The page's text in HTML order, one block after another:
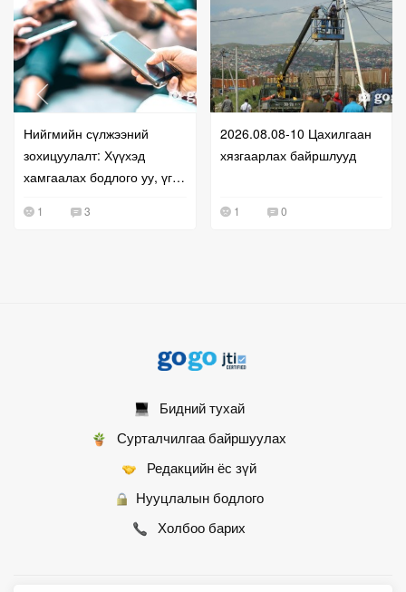
Нийгмийн сүлжээний
зохицуулалт: Хүүхэд
хамгаалах бодлого уу, үг
оролдлого уу?
1 3
2026.08.08-10 Цахилгаан
хязгаарлах байршлууд
1 0
Бидний тухай
Сурталчилгаа байршуулах
Редакцийн ёс зүй
Нууцлалын бодлого
Холбоо барих